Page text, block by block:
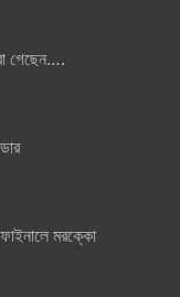
গেছেন….
ফাইনালে মরক্কো